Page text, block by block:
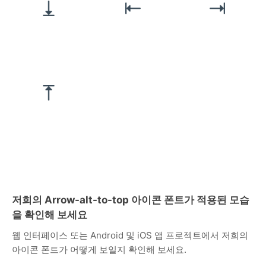
저희의 Arrow-alt-to-top 아이콘 폰트가 적용된 모습
을 확인해 보세요
웹 인터페이스 또는 Android 및 iOS 앱 프로젝트에서 저희의
아이콘 폰트가 어떻게 보일지 확인해 보세요.